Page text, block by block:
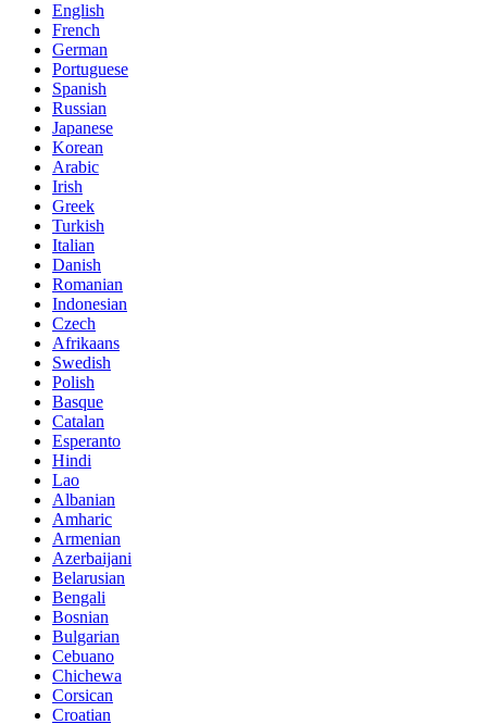
English
French
German
Portuguese
Spanish
Russian
Japanese
Korean
Arabic
Irish
Greek
Turkish
Italian
Danish
Romanian
Indonesian
Czech
Afrikaans
Swedish
Polish
Basque
Catalan
Esperanto
Hindi
Lao
Albanian
Amharic
Armenian
Azerbaijani
Belarusian
Bengali
Bosnian
Bulgarian
Cebuano
Chichewa
Corsican
Croatian